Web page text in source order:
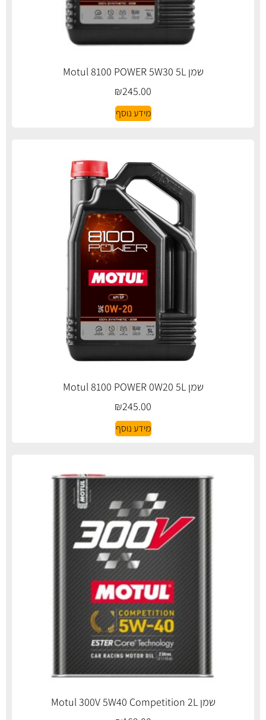
שמן Motul 8100 POWER 5W30 5L
₪245.00
מידע נוסף
שמן Motul 8100 POWER 0W20 5L
₪245.00
מידע נוסף
שמן Motul 300V 5W40 Competition 2L